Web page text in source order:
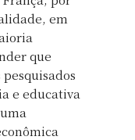
em
que
e educativa